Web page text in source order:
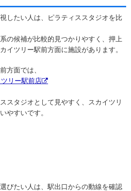
したい人は、ピラティススタジオを比
の候補が比較的見つかりやすく、押上
イツリー駅前方面に施設があります。
方面では、
リー駅前店
スタジオとして見やすく、スカイツリ
やすいです。
びたい人は、駅出口からの動線を確認